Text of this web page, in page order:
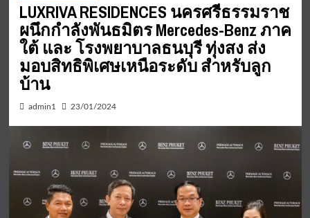
LUXRIVA RESIDENCES นครศรีธรรมราช
ผนึกกำลังพันธมิตร Mercedes-Benz ภาค
ใต้ และ โรงพยาบาลธนบุรี ทุ่งสง ส่ง
มอบสิทธิพิเศษเหนือระดับ สำหรับลูก
บ้าน
admin1 23/01/2024